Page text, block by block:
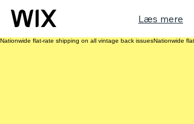
Læs mere